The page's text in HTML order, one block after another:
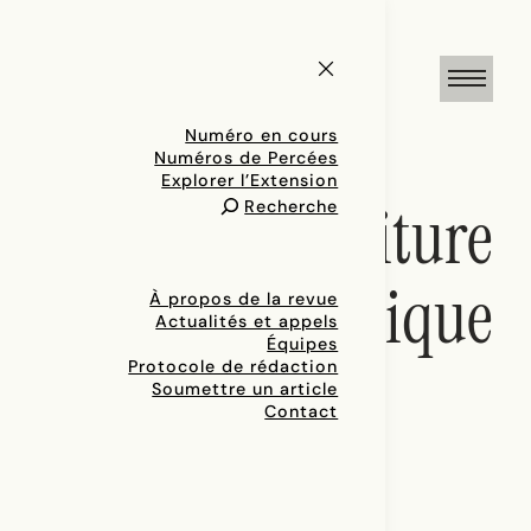
Numéro en cours
Numéros de Percées
Explorer l’Extension
Recherche
À propos de la revue
Actualités et appels
Équipes
Protocole de rédaction
Soumettre un article
Contact
écriture
dramatique